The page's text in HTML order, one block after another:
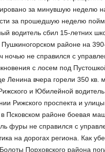
за минувшую неделю
за прошедшую неделю
водитель сбил 15-летних
районе на
ночью не справился с
с лосем под
Ленина вчера горели 350 кв.
и Юбилейной
Рижского проспекта и
районе боевая
фуры не справился с
на дорогах региона. Как
Порховского района